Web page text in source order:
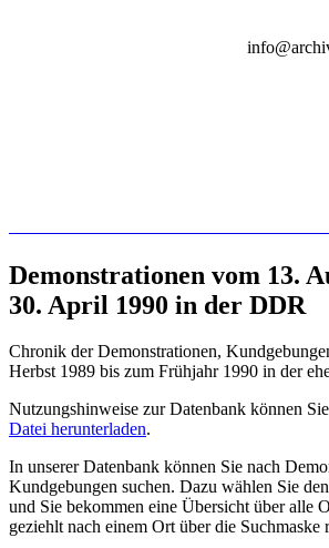
Demonstrationen vom 13.
30. April 1990 in der DDR
Chronik der Demonstrationen,
Herbst 1989 bis zum Frühjahr 1990 in der
Nutzungshinweise zur Datenbank können
Datei herunterladen.
In unserer Datenbank können Sie nach
Kundgebungen suchen. Dazu wählen Sie
und Sie bekommen eine Übersicht über alle
geziehlt nach einem Ort über die Suchmaske